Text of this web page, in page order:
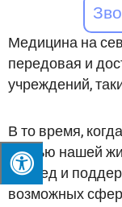
Медицина на
передовая и
учреждений,
В то время,
частью нашей
вперед и
возможных